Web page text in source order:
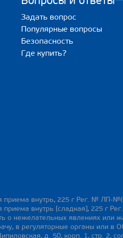
Задать вопрос
Популярные вопросы
Безопасность
Где купить?
приема внутрь, 225 г Рег. № ЛП-
приема внутрь [сладкая], 225 г
о нежелательных явлениях или
в регуляторные органы или в
д. 50, корп. 1, стр. 2,